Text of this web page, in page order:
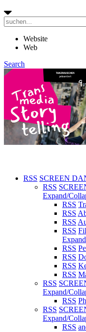
Website
Web
Search
RSS SCREEN
RSS
Expand/
RSS
RSS
RSS
RSS
RSS
RSS
RSS
RSS
RSS
Expand/
RSS
RSS
Expand/
RSS